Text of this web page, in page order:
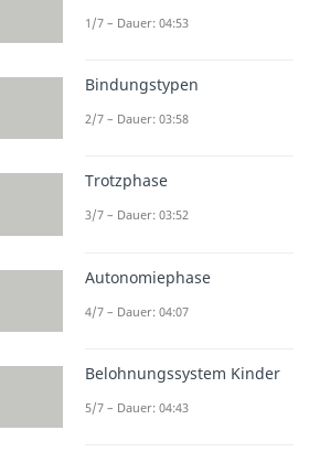
1/7 – Dauer: 04:53
Bindungstypen
2/7 – Dauer: 03:58
Trotzphase
3/7 – Dauer: 03:52
Autonomiephase
4/7 – Dauer: 04:07
Belohnungssystem Kinder
5/7 – Dauer: 04:43